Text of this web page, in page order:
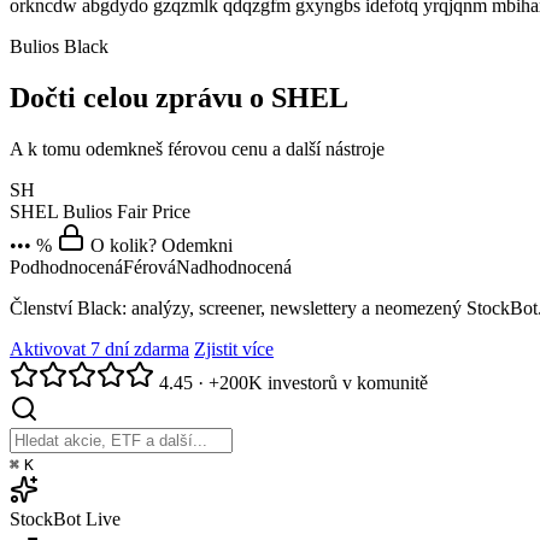
orkncdw abgdydo gzqzmlk qdqzgfm gxyngbs idefotq yrqjqnm
Bulios Black
Dočti celou zprávu o SHEL
A k tomu odemkneš férovou cenu a další nástroje
SH
SHEL Bulios Fair Price
••• %
O kolik? Odemkni
PodhodnocenáFérováNadhodnocená
Členství Black: analýzy, screener, newslettery a neomezený
Aktivovat 7 dní zdarma Zjistit více
4.45 · +200K investorů v komunitě
⌘ K
StockBot Live